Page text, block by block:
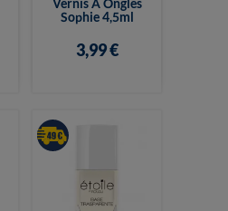
Sophie 4,5ml
3,99 €